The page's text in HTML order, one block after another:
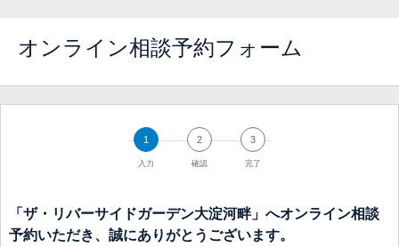
オンライン相談予約フォーム
1
入力
2
確認
3
完了
「ザ・リバーサイドガーデン大淀河畔」へオンライン相談
予約いただき、誠にありがとうございます。